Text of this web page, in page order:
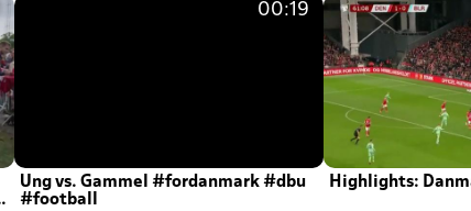
00:19
Ung vs. Gammel #fordanmark #dbu
#football
Highlights: